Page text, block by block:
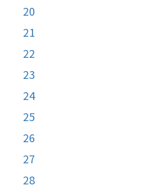
20
21
22
23
24
25
26
27
28